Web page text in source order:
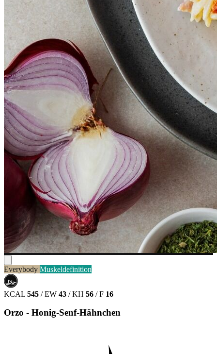
Everybody Muskeldefinition
حلال
HALAL
KCAL 545 / EW 43 / KH 56 / F 16
Orzo - Honig-Senf-Hähnchen